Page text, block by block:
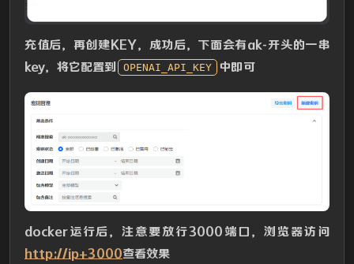
充值后，再创建KEY，成功后，下面会有ak-开头的一串
key，将它配置到
OPENAI_API_KEY 中即可
docker运行后，注意要放行3000端口，浏览器访问
http://ip+3000查看效果